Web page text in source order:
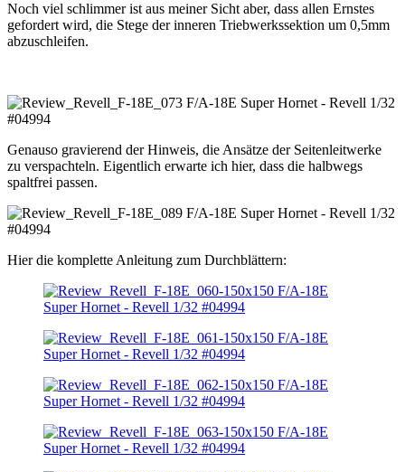
Noch viel schlimmer ist aus meiner Sicht aber, dass allen Ernstes
gefordert wird, die Stege der inneren Triebwerkssektion um 0,5mm
abzuschleifen.
Genauso gravierend der Hinweis, die Ansätze der Seitenleitwerke
zu verspachteln. Eigentlich erwarte ich hier, dass die halbwegs
spaltfrei passen.
Hier die komplette Anleitung zum Durchblättern: